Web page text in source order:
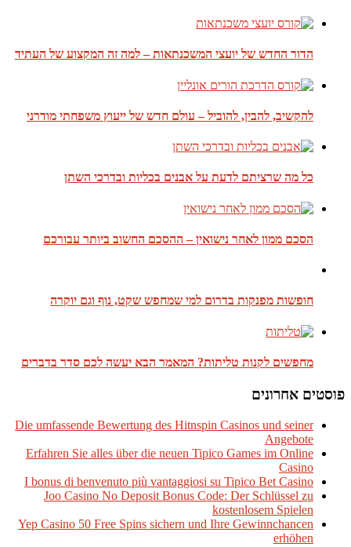
הדור החדש של יועצי המשכנתאות – למה זה המקצוע של העתיד
להקשיב, להבין, להוביל – עולם חדש של ייעוץ משפחתי מודרני
כל מה שרציתם לדעת על אבנים בכליות ובדרכי השתן
הסכם ממון לאחר נישואין – ההסכם החשוב ביותר עבורכם
חופשות מפנקות בדרום למי שמחפש שקט, נוף וגם יוקרה
מחפשים לקנות טליתות? המאמר הבא יעשה לכם סדר בדברים
פוסטים אחרונים
Die umfassende Bewertung des Hitnspin Casinos und seiner
Angebote
Erfahren Sie alles über die neuen Tipico Games im Online
Casino
I bonus di benvenuto più vantaggiosi su Tipico Bet Casino
Joo Casino No Deposit Bonus Code: Der Schlüssel zu
kostenlosem Spielen
Yep Casino 50 Free Spins sichern und Ihre Gewinnchancen
erhöhen